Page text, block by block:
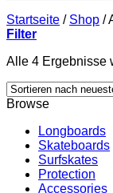
Startseite / Shop /
Filter
Alle 4 Ergebnisse
Browse
Longboards
Skateboards
Surfskates
Protection
Accessories